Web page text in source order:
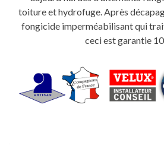
toiture et hydrofuge. Après
fongicide imperméabilisant qui
ceci est garantie